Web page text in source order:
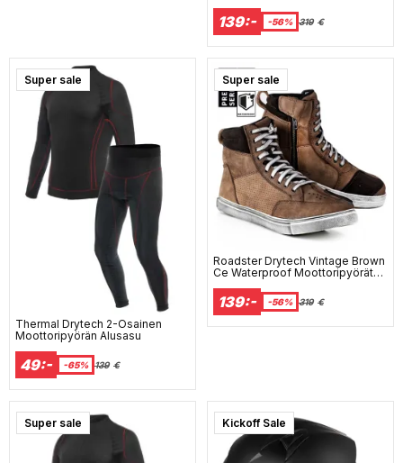
139:- -56% 319 €
Super sale
Thermal Drytech 2-Osainen
Moottoripyörän Alusasu
49:- -65% 139 €
Super sale
Roadster Drytech Vintage Brown
Ce Waterproof Moottoripyöräten
139:- -56% 319 €
Super sale Kickoff Sale